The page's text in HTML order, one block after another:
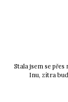
Stala jsem se
Inu, zítra